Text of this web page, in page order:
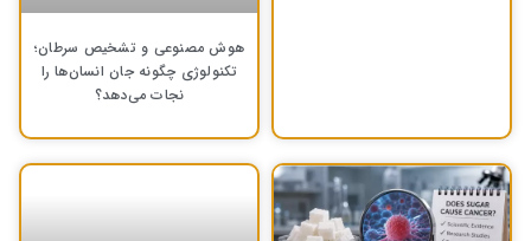
هوش مصنوعی و تشخیص سرطان؛
تکنولوژی چگونه جان انسان‌ها را
نجات می‌دهد؟